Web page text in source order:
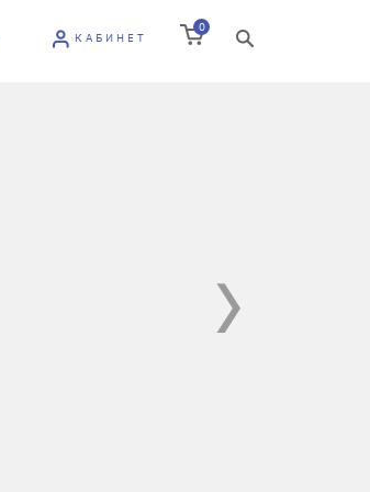
КАБИНЕТ
0